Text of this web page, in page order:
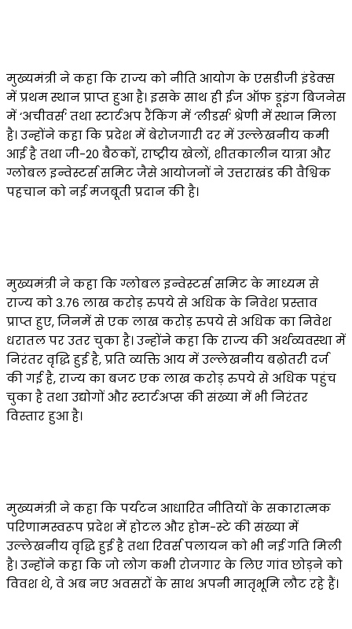
मुख्यमंत्री ने कहा कि राज्य को नीति आयोग के एसडीजी इंडेक्स
में प्रथम स्थान प्राप्त हुआ है। इसके साथ ही ईज ऑफ डूइंग बिजनेस
में ‘अचीवर्स’ तथा स्टार्टअप रैंकिंग में ‘लीडर्स’ श्रेणी में स्थान मिला
है। उन्होंने कहा कि प्रदेश में बेरोजगारी दर में उल्लेखनीय कमी
आई है तथा जी-20 बैठकों, राष्ट्रीय खेलों, शीतकालीन यात्रा और
ग्लोबल इन्वेस्टर्स समिट जैसे आयोजनों ने उत्तराखंड की वैश्विक
पहचान को नई मजबूती प्रदान की है।
मुख्यमंत्री ने कहा कि ग्लोबल इन्वेस्टर्स समिट के माध्यम से
राज्य को 3.76 लाख करोड़ रुपये से अधिक के निवेश प्रस्ताव
प्राप्त हुए, जिनमें से एक लाख करोड़ रुपये से अधिक का निवेश
धरातल पर उतर चुका है। उन्होंने कहा कि राज्य की अर्थव्यवस्था में
निरंतर वृद्धि हुई है, प्रति व्यक्ति आय में उल्लेखनीय बढ़ोतरी दर्ज
की गई है, राज्य का बजट एक लाख करोड़ रुपये से अधिक पहुंच
चुका है तथा उद्योगों और स्टार्टअप्स की संख्या में भी निरंतर
विस्तार हुआ है।
मुख्यमंत्री ने कहा कि पर्यटन आधारित नीतियों के सकारात्मक
परिणामस्वरूप प्रदेश में होटल और होम-स्टे की संख्या में
उल्लेखनीय वृद्धि हुई है तथा रिवर्स पलायन को भी नई गति मिली
है। उन्होंने कहा कि जो लोग कभी रोजगार के लिए गांव छोड़ने को
विवश थे, वे अब नए अवसरों के साथ अपनी मातृभूमि लौट रहे हैं।